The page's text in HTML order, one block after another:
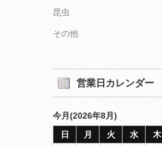
昆虫
その他
営業日カレンダー
今月(2026年8月)
日
月 火 水 木